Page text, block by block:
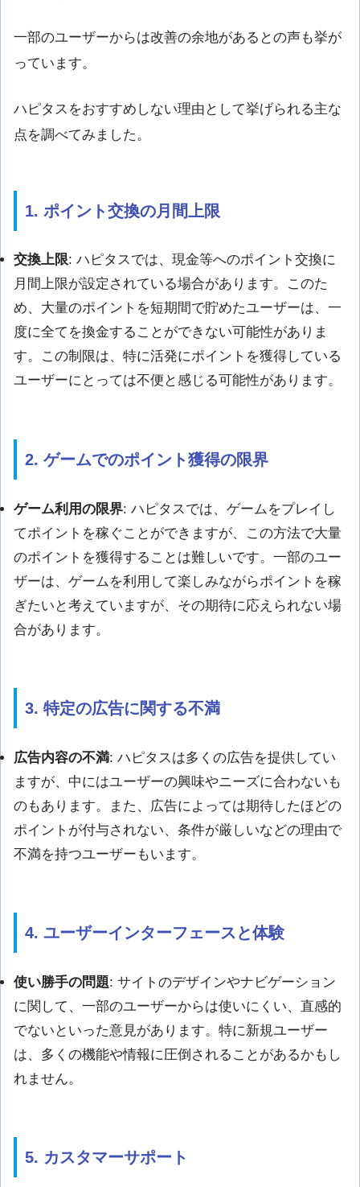
一部のユーザーからは改善の余地があるとの声も挙が
っています。
ハピタスをおすすめしない理由として挙げられる主な
点を調べてみました。
1. ポイント交換の月間上限
交換上限: ハピタスでは、現金等へのポイント交換に
月間上限が設定されている場合があります。このた
め、大量のポイントを短期間で貯めたユーザーは、一
度に全てを換金することができない可能性がありま
す。この制限は、特に活発にポイントを獲得している
ユーザーにとっては不便と感じる可能性があります。
2. ゲームでのポイント獲得の限界
ゲーム利用の限界: ハピタスでは、ゲームをプレイし
てポイントを稼ぐことができますが、この方法で大量
のポイントを獲得することは難しいです。一部のユー
ザーは、ゲームを利用して楽しみながらポイントを稼
ぎたいと考えていますが、その期待に応えられない場
合があります。
3. 特定の広告に関する不満
広告内容の不満: ハピタスは多くの広告を提供してい
ますが、中にはユーザーの興味やニーズに合わないも
のもあります。また、広告によっては期待したほどの
ポイントが付与されない、条件が厳しいなどの理由で
不満を持つユーザーもいます。
4. ユーザーインターフェースと体験
使い勝手の問題: サイトのデザインやナビゲーション
に関して、一部のユーザーからは使いにくい、直感的
でないといった意見があります。特に新規ユーザー
は、多くの機能や情報に圧倒されることがあるかもし
れません。
5. カスタマーサポート